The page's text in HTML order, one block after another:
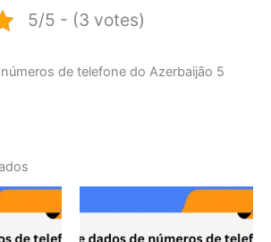
5/5 - (3 votes)
de telefone do Azerbaijão 5